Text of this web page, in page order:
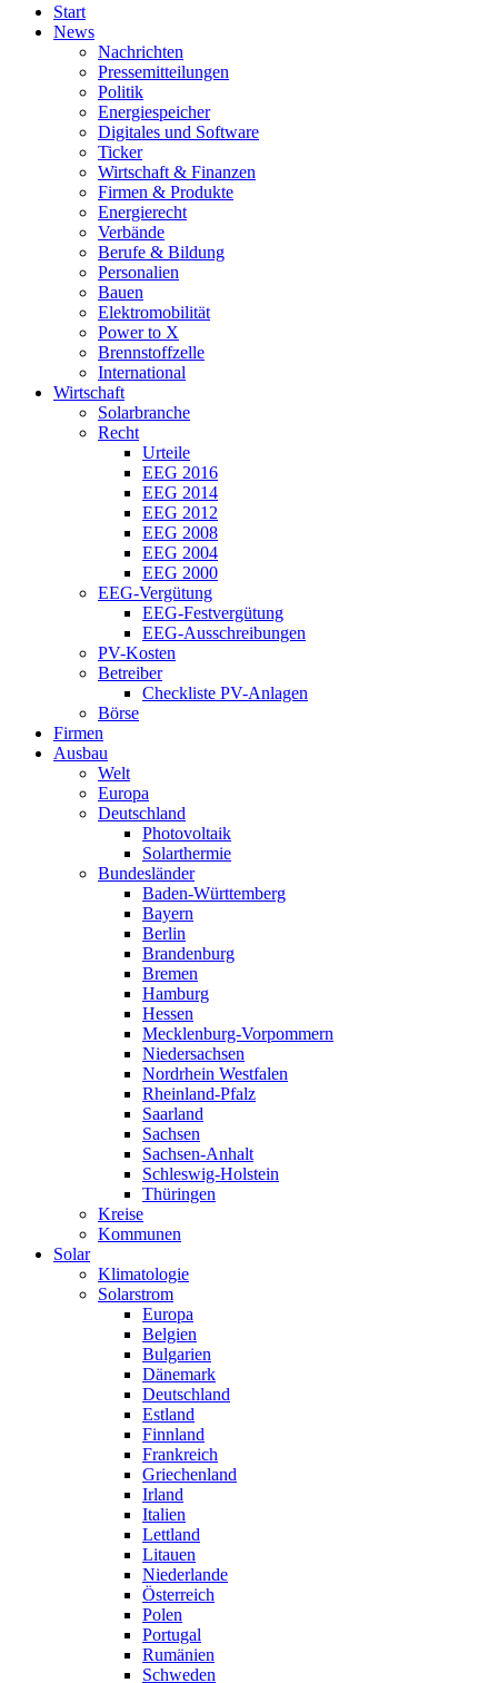
Start
News
Nachrichten
Pressemitteilungen
Politik
Energiespeicher
Digitales und Software
Ticker
Wirtschaft & Finanzen
Firmen & Produkte
Energierecht
Verbände
Berufe & Bildung
Personalien
Bauen
Elektromobilität
Power to X
Brennstoffzelle
International
Wirtschaft
Solarbranche
Recht
Urteile
EEG 2016
EEG 2014
EEG 2012
EEG 2008
EEG 2004
EEG 2000
EEG-Vergütung
EEG-Festvergütung
EEG-Ausschreibungen
PV-Kosten
Betreiber
Checkliste PV-Anlagen
Börse
Firmen
Ausbau
Welt
Europa
Deutschland
Photovoltaik
Solarthermie
Bundesländer
Baden-Württemberg
Bayern
Berlin
Brandenburg
Bremen
Hamburg
Hessen
Mecklenburg-Vorpommern
Niedersachsen
Nordrhein Westfalen
Rheinland-Pfalz
Saarland
Sachsen
Sachsen-Anhalt
Schleswig-Holstein
Thüringen
Kreise
Kommunen
Solar
Klimatologie
Solarstrom
Europa
Belgien
Bulgarien
Dänemark
Deutschland
Estland
Finnland
Frankreich
Griechenland
Irland
Italien
Lettland
Litauen
Niederlande
Österreich
Polen
Portugal
Rumänien
Schweden